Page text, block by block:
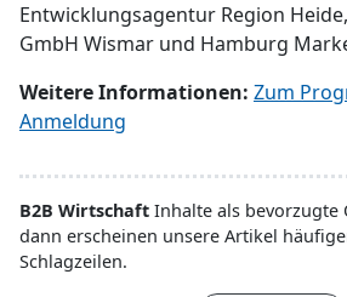
Entwicklungsagentur Region
GmbH Wismar und Hamburg
Weitere Informationen: Zum
Anmeldung
B2B Wirtschaft Inhalte als
dann erscheinen unsere Artikel
Schlagzeilen.